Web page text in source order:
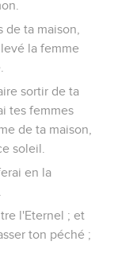
ta maison,
la femme
sortir de ta
tes femmes
de ta maison,
soleil.
en la
l'Eternel ; et
ton péché ;